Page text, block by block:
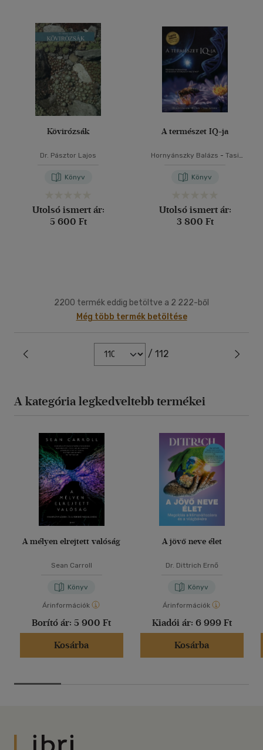
Kövirózsák
Dr. Pásztor Lajos
Könyv
Utolsó ismert ár:
5 600 Ft
A természet IQ-ja
Hornyánszky Balázs - Tasi
Könyv
Utolsó ismert ár:
3 800 Ft
2200 termék eddig betöltve a 2 222-ből
Még több termék betöltése
/ 112
A kategória legkedveltebb termékei
A mélyen elrejtett valóság
Sean Carroll
Könyv
Árinformációk
Borító ár: 5 900 Ft
Kosárba
A jövő neve élet
Dr. Dittrich Ernő
Könyv
Árinformációk
Kiadói ár: 6 999 Ft
Kosárba
Libri